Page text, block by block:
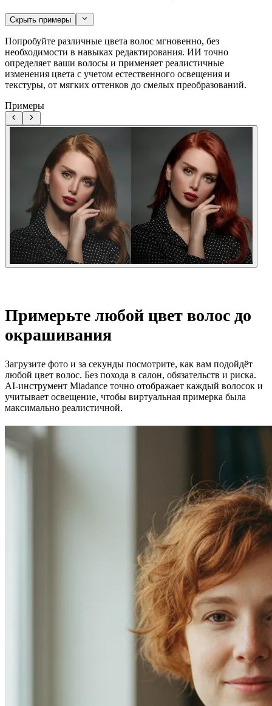
Скрыть примеры
Попробуйте различные цвета волос мгновенно, без
необходимости в навыках редактирования. ИИ точно
определяет ваши волосы и применяет реалистичные
изменения цвета с учетом естественного освещения и
текстуры, от мягких оттенков до смелых преобразований.
Примеры
Примерьте любой цвет волос до
окрашивания
Загрузите фото и за секунды посмотрите, как вам подойдёт
любой цвет волос. Без похода в салон, обязательств и риска.
AI-инструмент Miadance точно отображает каждый волосок и
учитывает освещение, чтобы виртуальная примерка была
максимально реалистичной.